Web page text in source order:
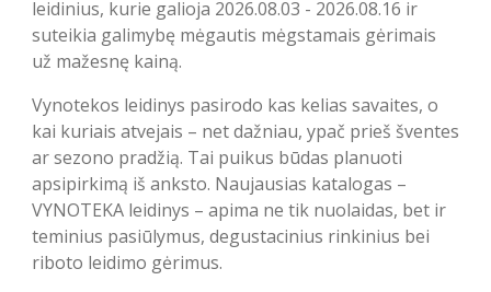
leidinius, kurie galioja 2026.08.03 - 2026.08.16 ir
suteikia galimybę mėgautis mėgstamais gėrimais
už mažesnę kainą.
Vynotekos leidinys pasirodo kas kelias savaites, o
kai kuriais atvejais – net dažniau, ypač prieš šventes
ar sezono pradžią. Tai puikus būdas planuoti
apsipirkimą iš anksto. Naujausias katalogas –
VYNOTEKA leidinys – apima ne tik nuolaidas, bet ir
teminius pasiūlymus, degustacinius rinkinius bei
riboto leidimo gėrimus.